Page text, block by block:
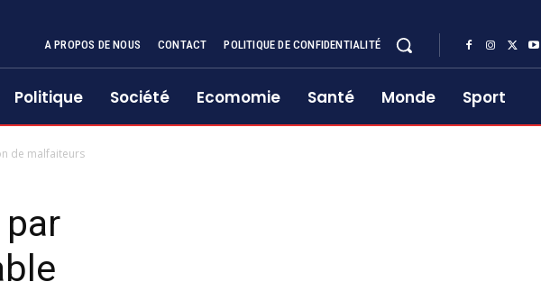
A PROPOS DE NOUS CONTACT POLITIQUE DE CONFIDENTIALITÉ
Politique Société Ecomomie Santé Monde Sport
de malfaiteurs